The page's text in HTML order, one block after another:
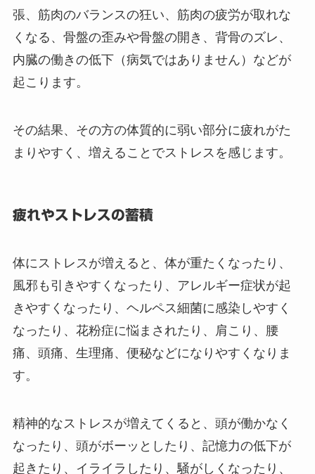
張、筋肉のバランスの狂い、筋肉の疲労が取れな
くなる、骨盤の歪みや骨盤の開き、背骨のズレ、
内臓の働きの低下（病気ではありません）などが
起こります。
その結果、その方の体質的に弱い部分に疲れがた
まりやすく、増えることでストレスを感じます。
疲れやストレスの蓄積
体にストレスが増えると、体が重たくなったり、
風邪も引きやすくなったり、アレルギー症状が起
きやすくなったり、ヘルペス細菌に感染しやすく
なったり、花粉症に悩まされたり、肩こり、腰
痛、頭痛、生理痛、便秘などになりやすくなりま
す。
精神的なストレス が増えてくると、頭が働かなく
なったり、頭がボーッとしたり、記憶力の低下が
起きたり、イライラしたり、騒がしくなったり、